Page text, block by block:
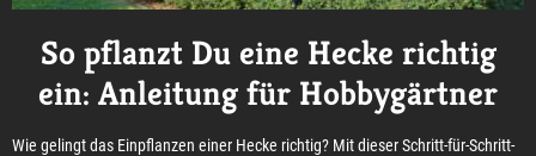
So pflanzt Du eine Hecke richtig
ein: Anleitung für Hobbygärtner
Wie gelingt das Einpflanzen einer Hecke richtig? Mit dieser Schritt-für-Schritt-